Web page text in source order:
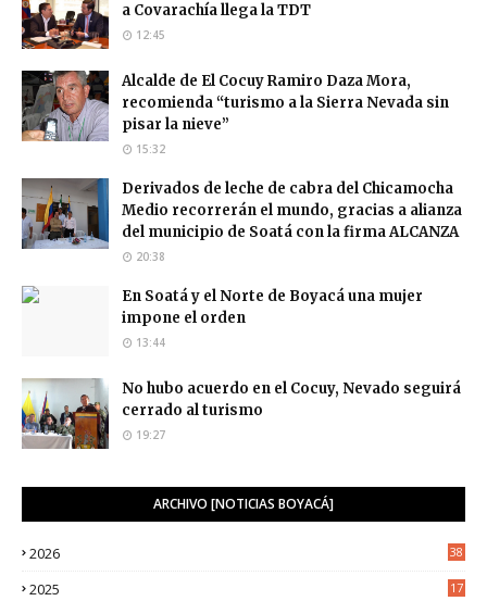
a Covarachía llega la TDT
12:45
Alcalde de El Cocuy Ramiro Daza Mora,
recomienda “turismo a la Sierra Nevada sin
pisar la nieve”
15:32
Derivados de leche de cabra del Chicamocha
Medio recorrerán el mundo, gracias a alianza
del municipio de Soatá con la firma ALCANZA
20:38
En Soatá y el Norte de Boyacá una mujer
impone el orden
13:44
No hubo acuerdo en el Cocuy, Nevado seguirá
cerrado al turismo
19:27
ARCHIVO [NOTICIAS BOYACÁ]
2026 38
2025
17